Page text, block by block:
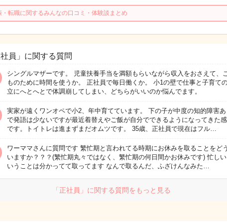
・転職に関するみんなの口コミ・体験談まとめ
員」に関する質問
シングルマザーです。 児童扶養手当を満額もらいながら収入をおさえて、
ものために時間を使うか。 正社員で毎日働くか。 小1の壁で仕事と子育て
立にへとへとで体調崩してしまい、どちらがいいのか悩んでます。
実家が遠くワンオペで小2、年中育てています。 下の子が中度の知的障害あ
で発語は少ないですが最近着替えやご飯が自分でできるようになってきた
です。トイトレは進まずまだオムツです。 35歳、正社員で現在はフル…
ワーママさんに質問です 繁忙期と言われてる時期にお休みを取ることをど
いますか？？？(繁忙期丸々ではなく、繁忙期の何日間かお休みです) 忙しい
いうことは分かってて取ってます なんで取るんだ、ふざけんなみた…
「正社員」に関する質問をもっと見る